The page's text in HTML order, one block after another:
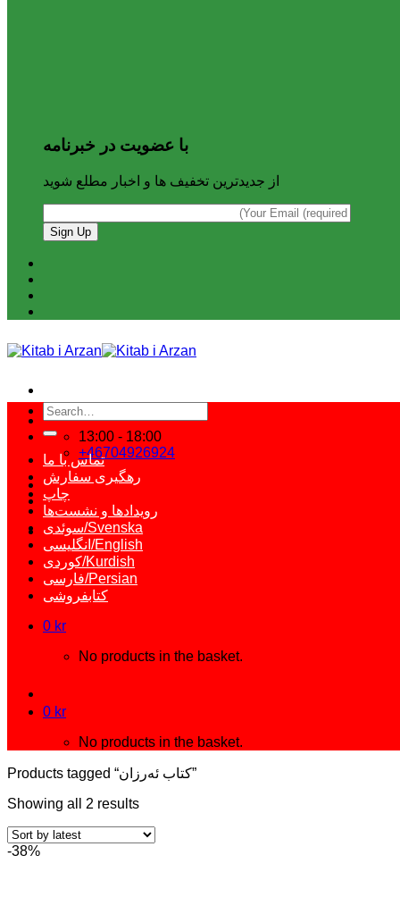
با عضویت در خبرنامه
از جدیدترین تخفیف ها و اخبار مطلع شوید
13:00 - 18:00
+46704926924
Search
for:
تماس با ما
رهگیری سفارش
چاپ
رویدادها و نشست‌ها
سوئدی/Svenska
انگلیسی/English
کوردی/Kurdish
فارسی/Persian
کتابفروشی
0 kr
No products in the basket.
0 kr
No products in the basket.
Products tagged “کتاب ئەرزان”
Showing all 2 results
-38%